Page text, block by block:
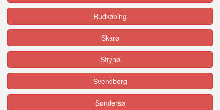
Rudkøbing
Skarø
Strynø
Svendborg
Søndersø